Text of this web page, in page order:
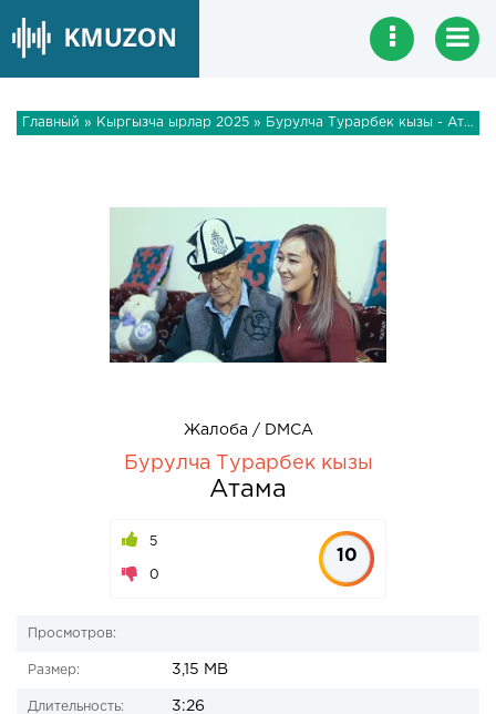
Главный » Кыргызча ырлар 2025 » Бурулча Турарбек кызы - Атама
Жалоба / DMCA
Бурулча Турарбек кызы
Атама
5
0
10
Просмотров:
Размер: 3,15 MB
Длительность: 3:26